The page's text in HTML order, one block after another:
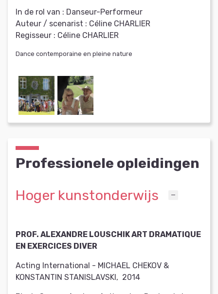
In de rol van : Danseur-Performeur
Auteur / scenarist : Céline CHARLIER
Regisseur : Céline CHARLIER
Dance contemporaine en pleine nature
Professionele opleidingen
Hoger kunstonderwijs
PROF. ALEXANDRE LOUSCHIK ART DRAMATIQUE
EN EXERCICES DIVER
Acting International - MICHAEL CHEKOV &
KONSTANTIN STANISLAVSKI , 2014